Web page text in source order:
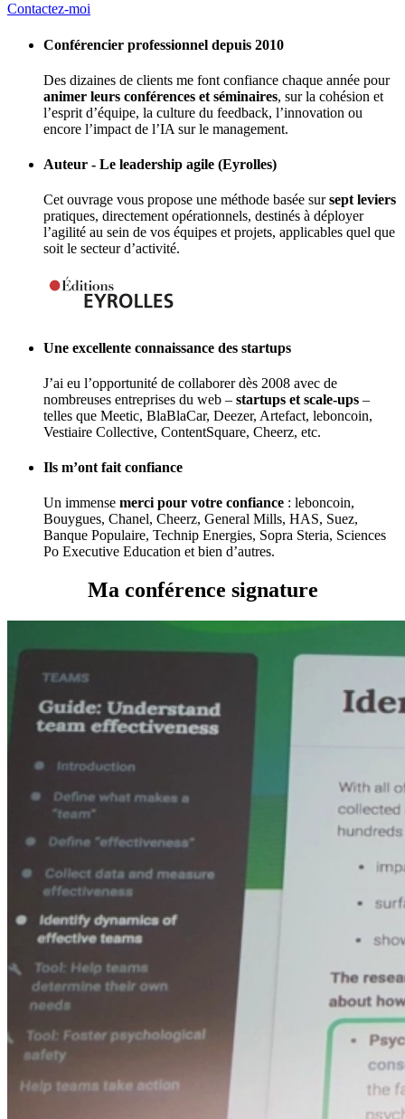
Contactez-moi
Conférencier professionnel depuis 2010
Des dizaines de clients me font confiance chaque année pour
animer leurs conférences et séminaires, sur la cohésion et
l’esprit d’équipe, la culture du feedback, l’innovation ou
encore l’impact de l’IA sur le management.
Auteur - Le leadership agile (Eyrolles)
Cet ouvrage vous propose une méthode basée sursept leviers
pratiques, directement opérationnels, destinés à déployer
l’agilité au sein de vos équipes et projets, applicables quel que
soit le secteur d’activité.
Une excellente connaissance des startups
J’ai eu l’opportunité de collaborer dès 2008 avec de
nombreuses entreprises du web – startups et scale-ups –
telles que Meetic, BlaBlaCar, Deezer, Artefact, leboncoin,
Vestiaire Collective, ContentSquare, Cheerz, etc.
Ils m’ont fait confiance
Un immense merci pour votre confiance : leboncoin,
Bouygues, Chanel, Cheerz, General Mills, HAS, Suez,
Banque Populaire, Technip Energies, Sopra Steria, Sciences
Po Executive Education et bien d’autres.
Ma conférence signature